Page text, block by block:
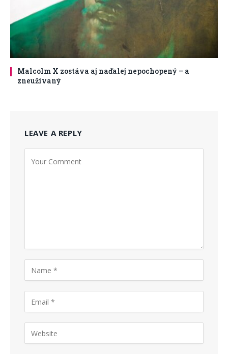
Malcolm X zostáva aj naďalej nepochopený – a
zneužívaný
LEAVE A REPLY